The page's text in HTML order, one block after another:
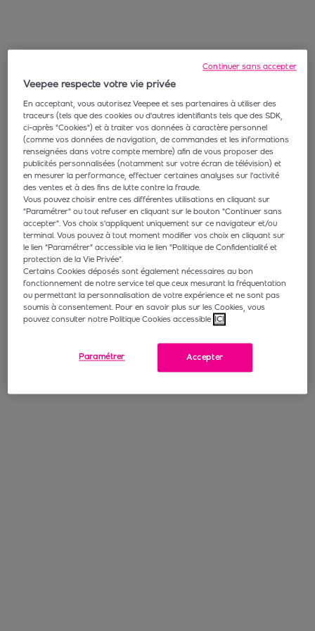
Veepee respecte votre vie privée
En acceptant, vous autorisez Veepee et ses partenaires à utiliser des
traceurs (tels que des cookies ou d'autres identifiants tels que des SDK,
ci-après "Cookies") et à traiter vos données à caractère personnel
(comme vos données de navigation, de commandes et les informations
renseignées dans votre compte membre) afin de vous proposer des
publicités personnalisées (notamment sur votre écran de télévision) et
en mesurer la performance, effectuer certaines analyses sur l'activité
des ventes et à des fins de lutte contre la fraude.
Vous pouvez choisir entre ces différentes utilisations en cliquant sur
"Paramétrer" ou tout refuser en cliquant sur le bouton "Continuer sans
accepter". Vos choix s'appliquent uniquement sur ce navigateur et/ou
terminal. Vous pouvez à tout moment modifier vos choix en cliquant sur
le lien “Paramétrer” accessible via le lien "Politique de Confidentialité et
protection de la Vie Privée".
Certains Cookies déposés sont également nécessaires au bon
fonctionnement de notre service tel que ceux mesurant la fréquentation
ou permettant la personnalisation de votre expérience et ne sont pas
soumis à consentement. Pour en savoir plus sur les Cookies, vous
pouvez consulter notre Politique Cookies accessible ICI
Accepter
Paramétrer
Continuer sans accepter